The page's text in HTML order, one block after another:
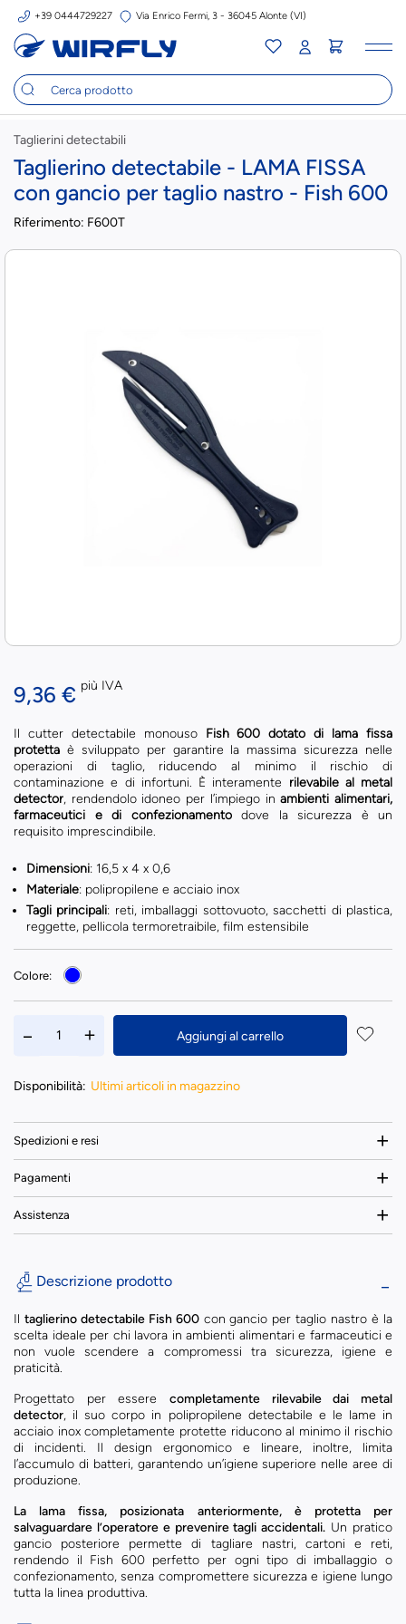
+39 0444729227 Via Enrico Fermi, 3 - 36045 Alonte (VI)
Taglierini detectabili
Taglierino detectabile - LAMA FISSA
con gancio per taglio nastro - Fish 600
Riferimento: F600T
9,36 € più IVA
Il cutter detectabile monouso Fish 600 dotato di lama fissa
protetta è sviluppato per garantire la massima sicurezza nelle
operazioni di taglio, riducendo al minimo il rischio di
contaminazione e di infortuni. È interamente rilevabile al metal
detector, rendendolo idoneo per l’impiego inambienti alimentari,
farmaceutici e di confezionamentodove la sicurezza è un
requisito imprescindibile.
Dimensioni: 16,5 x 4 x 0,6
Materiale: polipropilene e acciaio inox
Tagli principali: reti, imballaggi sottovuoto, sacchetti di plastica,
reggette, pellicola termoretraibile, film estensibile
Colore:
Aggiungi al carrello
Disponibilità: Ultimi articoli in magazzino
Spedizioni e resi
Pagamenti
Assistenza
Descrizione prodotto
Il taglierino detectabile Fish 600con gancio per taglio nastro è la
scelta ideale per chi lavora in ambienti alimentari e farmaceutici e
non vuole scendere a compromessi tra sicurezza, igiene e
praticità.
Progettato per essere completamente rilevabile dai metal
detector, il suo corpo in polipropilene detectabile e le lame in
acciaio inox completamente protette riducono al minimo il rischio
di incidenti. Il design ergonomico e lineare, inoltre, limita
l’accumulo di batteri, garantendo un’igiene superiore nelle aree di
produzione.
La lama fissa, posizionata anteriormente, è protetta per
salvaguardare l’operatore e prevenire tagli accidentali. Un pratico
gancio posteriore permette di tagliare nastri, cartoni e reti,
rendendo il Fish 600 perfetto per ogni tipo di imballaggio o
confezionamento, senza compromettere sicurezza e igiene lungo
tutta la linea produttiva.